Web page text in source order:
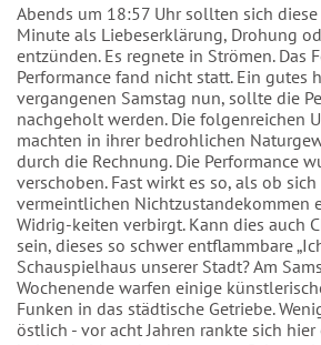
Abends um 18:57 Uhr sollten sich
Minute als Liebeserklärung, Drohung
entzünden. Es regnete in Strömen. Das
Performance fand nicht statt. Ein gutes
vergangenen Samstag nun, sollte die
nachgeholt werden. Die folgenreichen
machten in ihrer bedrohlichen
durch die Rechnung. Die Performance
verschoben. Fast wirkt es so, als ob
vermeintlichen Nichtzustandekommen
Widrig-keiten verbirgt. Kann dies auch
sein, dieses so schwer entflammbare
Schauspielhaus unserer Stadt? Am
Wochenende warfen einige
Funken in das städtische Getriebe.
östlich - vor acht Jahren rankte sich